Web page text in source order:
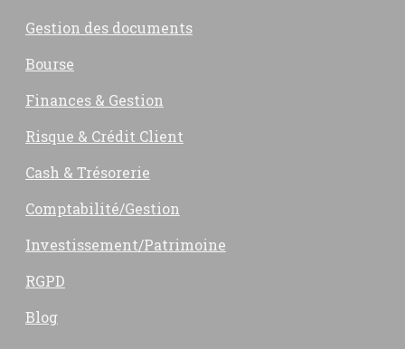
Gestion des documents
Bourse
Finances & Gestion
Risque & Crédit Client
Cash & Trésorerie
Comptabilité/Gestion
Investissement/Patrimoine
RGPD
Blog